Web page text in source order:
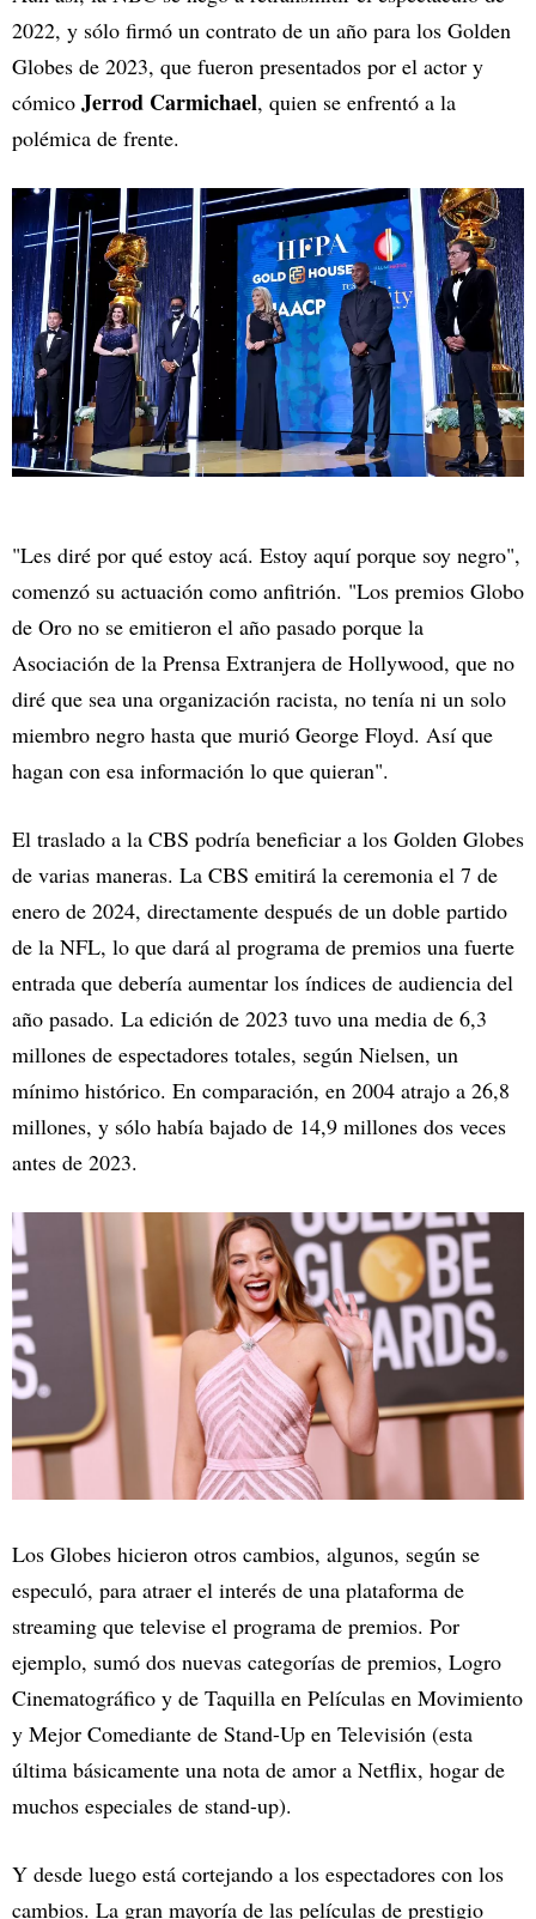
2022, y sólo firmó un contrato de un año para los Golden
Globes de 2023, que fueron presentados por el actor y
cómico Jerrod Carmichael, quien se enfrentó a la
polémica de frente.
"Les diré por qué estoy acá. Estoy aquí porque soy negro",
comenzó su actuación como anfitrión. "Los premios Globo
de Oro no se emitieron el año pasado porque la
Asociación de la Prensa Extranjera de Hollywood, que no
diré que sea una organización racista, no tenía ni un solo
miembro negro hasta que murió George Floyd. Así que
hagan con esa información lo que quieran".
El traslado a la CBS podría beneficiar a los Golden Globes
de varias maneras. La CBS emitirá la ceremonia el 7 de
enero de 2024, directamente después de un doble partido
de la NFL, lo que dará al programa de premios una fuerte
entrada que debería aumentar los índices de audiencia del
año pasado. La edición de 2023 tuvo una media de 6,3
millones de espectadores totales, según Nielsen, un
mínimo histórico. En comparación, en 2004 atrajo a 26,8
millones, y sólo había bajado de 14,9 millones dos veces
antes de 2023.
Los Globes hicieron otros cambios, algunos, según se
especuló, para atraer el interés de una plataforma de
streaming que televise el programa de premios. Por
ejemplo, sumó dos nuevas categorías de premios, Logro
Cinematográfico y de Taquilla en Películas en Movimiento
y Mejor Comediante de Stand-Up en Televisión (esta
última básicamente una nota de amor a Netflix, hogar de
muchos especiales de stand-up).
Y desde luego está cortejando a los espectadores con los
cambios. La gran mayoría de las películas de prestigio